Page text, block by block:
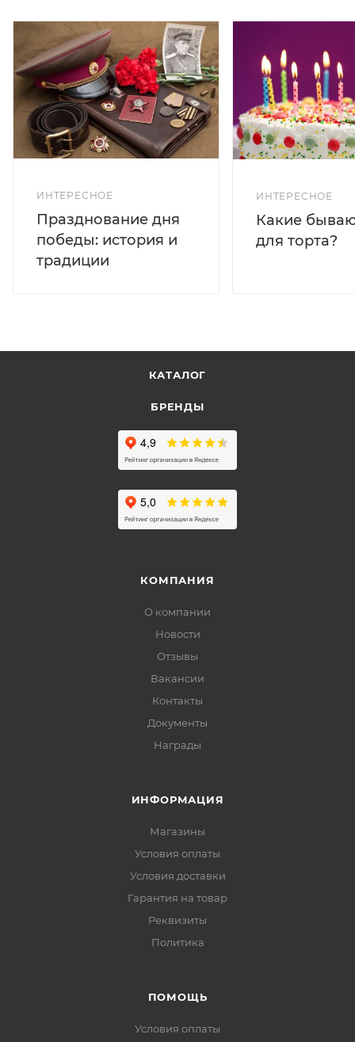
ИНТЕРЕСНОЕ
Празднование дня
победы: история и
традиции
ИНТЕРЕСНОЕ
Какие
для торта?
КАТАЛОГ
БРЕНДЫ
КОМПАНИЯ
О компании
Новости
Отзывы
Вакансии
Контакты
Документы
Награды
ИНФОРМАЦИЯ
Магазины
Условия оплаты
Условия доставки
Гарантия на товар
Реквизиты
Политика
ПОМОЩЬ
Условия оплаты